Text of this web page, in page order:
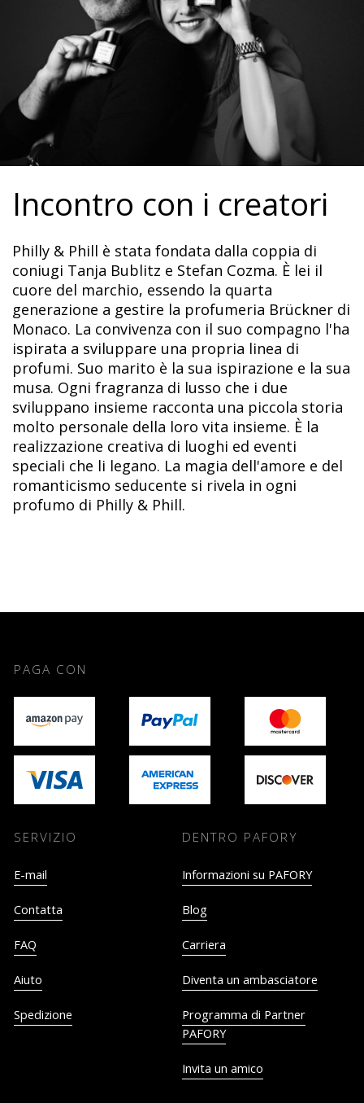
Incontro con i creatori
Philly & Phill è stata fondata dalla coppia di
coniugi Tanja Bublitz e Stefan Cozma. È lei il
cuore del marchio, essendo la quarta
generazione a gestire la profumeria Brückner di
Monaco. La convivenza con il suo compagno l'ha
ispirata a sviluppare una propria linea di
profumi. Suo marito è la sua ispirazione e la sua
musa. Ogni fragranza di lusso che i due
sviluppano insieme racconta una piccola storia
molto personale della loro vita insieme. È la
realizzazione creativa di luoghi ed eventi
speciali che li legano. La magia dell'amore e del
romanticismo seducente si rivela in ogni
profumo di Philly & Phill.
PAGA CON
SERVIZIO
E-mail
Contatta
FAQ
Aiuto
Spedizione
DENTRO PAFORY
Informazioni su PAFORY
Blog
Carriera
Diventa un ambasciatore
Programma di Partner
PAFORY
Invita un amico